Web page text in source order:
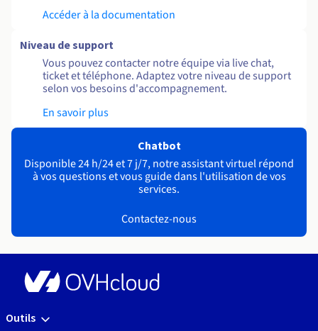
Accéder à la documentation
Niveau de support
Vous pouvez contacter notre équipe via live chat,
ticket et téléphone. Adaptez votre niveau de support
selon vos besoins d'accompagnement.
En savoir plus
Chatbot
Disponible 24 h/24 et 7 j/7, notre assistant virtuel répond
à vos questions et vous guide dans l'utilisation de vos
services.
Contactez-nous
Outils